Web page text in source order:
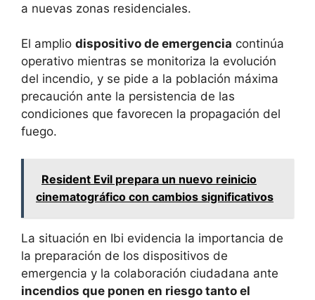
a nuevas zonas residenciales.
El amplio dispositivo de emergencia continúa
operativo mientras se monitoriza la evolución
del incendio, y se pide a la población máxima
precaución ante la persistencia de las
condiciones que favorecen la propagación del
fuego.
Resident Evil prepara un nuevo reinicio
cinematográfico con cambios significativos
La situación en Ibi evidencia la importancia de
la preparación de los dispositivos de
emergencia y la colaboración ciudadana ante
incendios que ponen en riesgo tanto el